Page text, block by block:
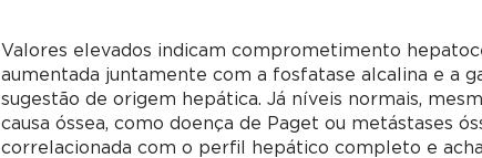
Valores elevados indicam comprometimento
aumentada juntamente com a fosfatase alcalina e a
sugestão de origem hepática. Já níveis normais,
causa óssea, como doença de Paget ou metástases
correlacionada com o perfil hepático completo e